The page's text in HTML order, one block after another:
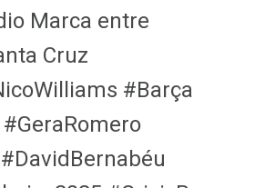
Marca entre
Cruz
#Barça